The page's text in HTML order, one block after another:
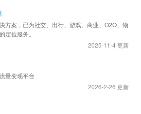
方案，已为社交、出行、游戏、商业、O2O、物
定位服务。
2025-11-4 更新
量变现平台
2026-2-26 更新